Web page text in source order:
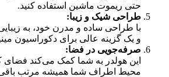
حتی ریموت ماشین استفاده کنید.
طراحی شیک و زیبا:
با طراحی ساده و مدرن خود، به
و یک گزینه عالی برای دکوراسیون
صرفه‌جویی در فضا:
این هولدر به شما کمک می‌کند
محیط اطراف شما همیشه مرتب باقی